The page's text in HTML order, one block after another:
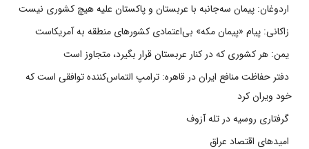
اردوغان: پیمان سه‌جانبه با عربستان و پاکستان علیه هیچ کشوری نیست
زاکانی: پیام «پیمان مکه» بی‌اعتمادی کشورهای منطقه به آمریکاست
یمن: هر کشوری که در کنار عربستان قرار بگیرد، متجاوز است
دفتر حفاظت منافع ایران در قاهره: ترامپ التماس‌کننده توافقی است که
خود ویران کرد
گرفتاری روسیه در تله آزوف
امیدهای اقتصاد عراق